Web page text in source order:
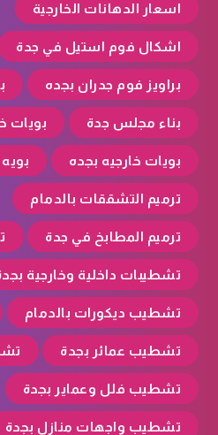
اسعار الدهانات الخارجية
اشكال فوم استيل في جدة
براويز فوم جدران بجده
بناء مجلس جدة بويات
بويات خارجيه بجده
ترميم التشققات بالدمام
ترميم المطابخ في جدة
تشطيبات داخلية وخارجية
تشطيب ديكورات بالدمام
تشطيب عمائر بجدة
تشطيب فلل وعماير بجدة
تشطيب واجهات منازل بجدة